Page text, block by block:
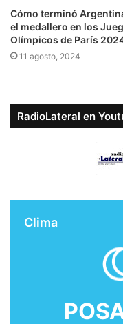
Cómo terminó
el medallero en los
Olímpicos de París
11 agosto, 2024
RadioLateral en
Clima